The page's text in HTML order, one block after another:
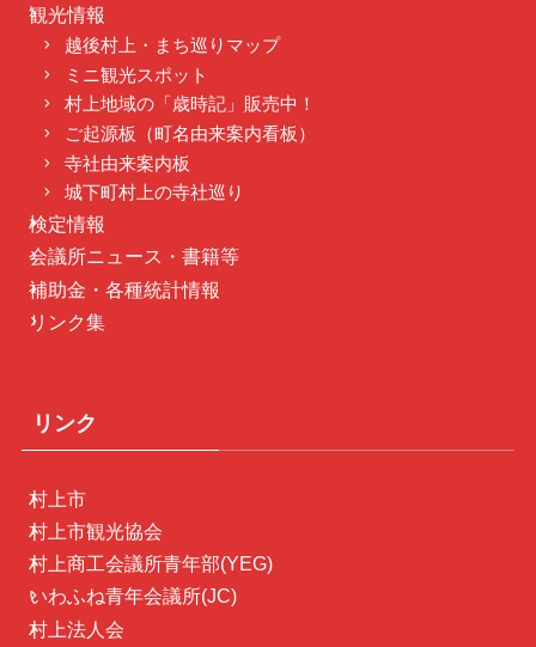
観光情報
越後村上・まち巡りマップ
ミニ観光スポット
村上地域の「歳時記」販売中！
ご起源板（町名由来案内看板）
寺社由来案内板
城下町村上の寺社巡り
検定情報
会議所ニュース・書籍等
補助金・各種統計情報
リンク集
リンク
村上市
村上市観光協会
村上商工会議所青年部(YEG)
いわふね青年会議所(JC)
村上法人会